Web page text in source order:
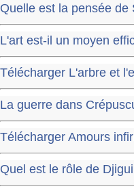
Quelle est la pensée de
L'art est-il un moyen
Télécharger L'arbre et
La guerre dans
Télécharger Amours
Quel est le rôle de